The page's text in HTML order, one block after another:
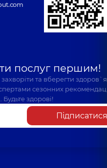
послуг першим!
та вберегти
сезонних
здорові!
Підписатися